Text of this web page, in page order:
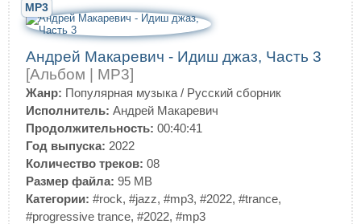
MP3
Андрей Макаревич - Идиш джаз, Часть 3
[Альбом | MP3]
Жанр: Популярная музыка / Русский сборник
Исполнитель: Андрей Макаревич
Продолжительность: 00:40:41
Год выпуска: 2022
Количество треков: 08
Размер файла: 95 MB
Категории: #rock, #jazz, #mp3, #2022, #trance,
#progressive trance, #2022, #mp3